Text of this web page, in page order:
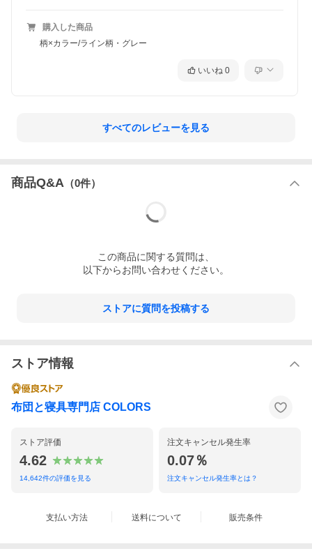
購入した商品
柄×カラー/ライン柄・グレー
いいね 0
すべてのレビューを見る
商品Q&A （0件）
この商品に関する質問は、
以下からお問い合わせください。
ストアに質問を投稿する
ストア情報
布団と寝具専門店 COLORS
ストア評価
4.62
14,642件の評価を見る
注文キャンセル発生率
0.07％
注文キャンセル発生率とは？
支払い方法 送料について 販売条件